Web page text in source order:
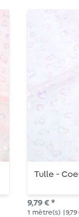
Tulle -
9,79 € *
1 mètre(s) |